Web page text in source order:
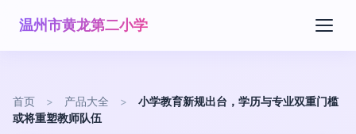
温州市黄龙第二小学
首页 > 产品大全 >
小学教育新规出台，学历与专业双重门槛
或将重塑教师队伍